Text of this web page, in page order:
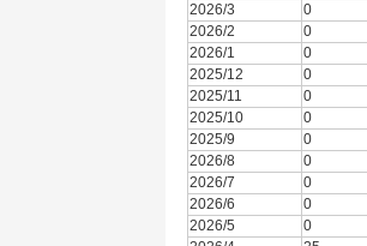
2026/3
0
2026/2
0
2026/1
0
2025/12
0
2025/11
0
2025/10
0
2025/9
0
2026/8
0
2026/7
0
2026/6
0
2026/5
0